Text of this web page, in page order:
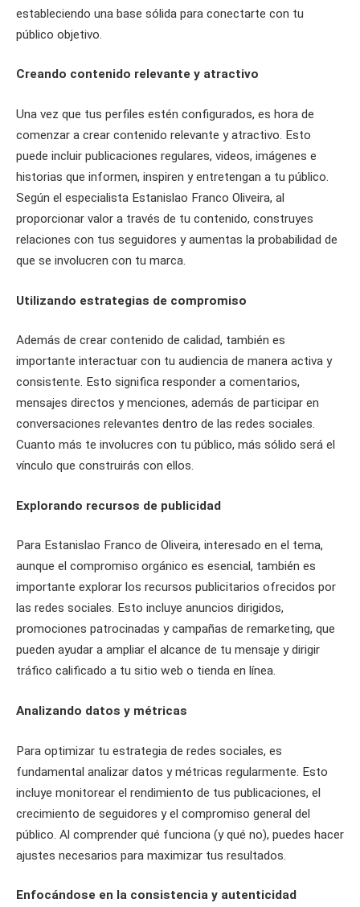
estableciendo una base sólida para conectarte con tu
público objetivo.
Creando contenido relevante y atractivo
Una vez que tus perfiles estén configurados, es hora de
comenzar a crear contenido relevante y atractivo. Esto
puede incluir publicaciones regulares, videos, imágenes e
historias que informen, inspiren y entretengan a tu público.
Según el especialista Estanislao Franco Oliveira, al
proporcionar valor a través de tu contenido, construyes
relaciones con tus seguidores y aumentas la probabilidad de
que se involucren con tu marca.
Utilizando estrategias de compromiso
Además de crear contenido de calidad, también es
importante interactuar con tu audiencia de manera activa y
consistente. Esto significa responder a comentarios,
mensajes directos y menciones, además de participar en
conversaciones relevantes dentro de las redes sociales.
Cuanto más te involucres con tu público, más sólido será el
vínculo que construirás con ellos.
Explorando recursos de publicidad
Para Estanislao Franco de Oliveira, interesado en el tema,
aunque el compromiso orgánico es esencial, también es
importante explorar los recursos publicitarios ofrecidos por
las redes sociales. Esto incluye anuncios dirigidos,
promociones patrocinadas y campañas de remarketing, que
pueden ayudar a ampliar el alcance de tu mensaje y dirigir
tráfico calificado a tu sitio web o tienda en línea.
Analizando datos y métricas
Para optimizar tu estrategia de redes sociales, es
fundamental analizar datos y métricas regularmente. Esto
incluye monitorear el rendimiento de tus publicaciones, el
crecimiento de seguidores y el compromiso general del
público. Al comprender qué funciona (y qué no), puedes hacer
ajustes necesarios para maximizar tus resultados.
Enfocándose en la consistencia y autenticidad